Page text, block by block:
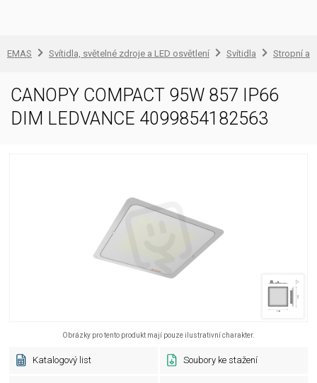
EMAS Svítidla, světelné zdroje a LED osvětlení Svítidla Stropní a
CANOPY COMPACT 95W 857 IP66
DIM LEDVANCE 4099854182563
Obrázky pro tento produkt mají pouze ilustrativní charakter.
Katalogový list Soubory ke stažení